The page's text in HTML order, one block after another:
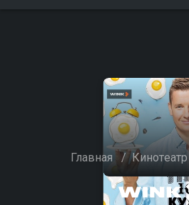
Главная / Кинотеатр